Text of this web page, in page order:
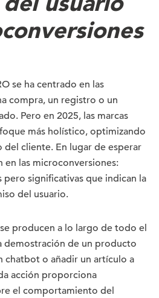
se ha centrado en las
compra, un registro o un
Pero en 2025, las marcas
más holístico, optimizando
cliente. En lugar de esperar
en las microconversiones:
pero significativas que indican la
del usuario.
producen a lo largo de todo el
demostración de un producto
chatbot o añadir un artículo a
acción proporciona
el comportamiento del